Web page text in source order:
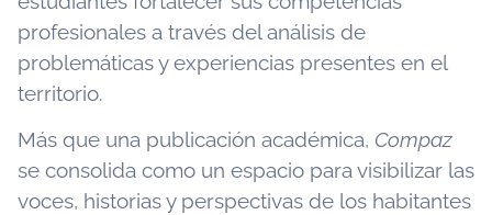
profesionales a través del análisis de
problemáticas y experiencias presentes en el
territorio.
Más que una publicación académica, Compaz
se consolida como un espacio para visibilizar las
voces, historias y perspectivas de los habitantes